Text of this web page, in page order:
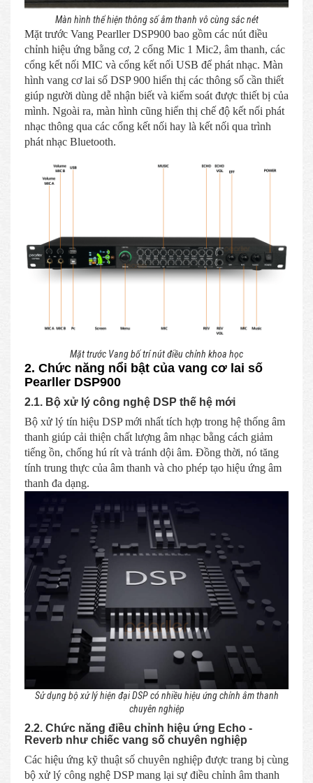
Màn hình thể hiện thông số âm thanh vô cùng sắc nét
Mặt trước Vang Pearller DSP900 bao gồm các nút điều
chỉnh hiệu ứng bằng cơ, 2 cổng Mic 1 Mic2, âm thanh, các
cổng kết nối MIC và cổng kết nối USB để phát nhạc. Màn
hình vang cơ lai số DSP 900 hiển thị các thông số cần thiết
giúp người dùng dễ nhận biết và kiểm soát được thiết bị của
mình. Ngoài ra, màn hình cũng hiển thị chế độ kết nối phát
nhạc thông qua các cổng kết nối hay là kết nối qua trình
phát nhạc Bluetooth.
Mặt trước Vang bố trí nút điều chỉnh khoa học
2. Chức năng nổi bật của vang cơ lai số
Pearller DSP900
2.1. Bộ xử lý công nghệ DSP thế hệ mới
Bộ xử lý tín hiệu DSP mới nhất tích hợp trong hệ thống âm
thanh giúp cải thiện chất lượng âm nhạc bằng cách giảm
tiếng ồn, chống hú rít và tránh dội âm. Đồng thời, nó tăng
tính trung thực của âm thanh và cho phép tạo hiệu ứng âm
thanh đa dạng.
Sử dụng bộ xử lý hiện đại DSP có nhiều hiệu ứng chỉnh âm thanh
chuyên nghiệp
2.2. Chức năng điều chỉnh hiệu ứng Echo -
Reverb như chiếc vang số chuyên nghiệp
Các hiệu ứng kỹ thuật số chuyên nghiệp được trang bị cùng
bộ xử lý công nghệ DSP mang lại sự điều chỉnh âm thanh